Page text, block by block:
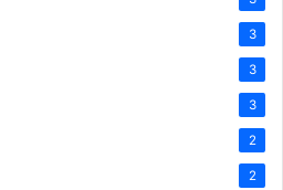
3
3
3
2
2